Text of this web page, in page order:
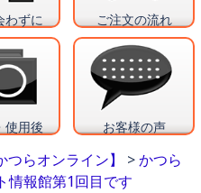
わずに ご注文の流れ
使用後 お客様の声
らオンライン】 >かつら
情報館第1回目です